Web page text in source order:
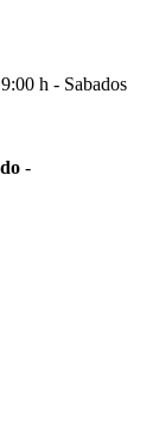
h - Sabados
-